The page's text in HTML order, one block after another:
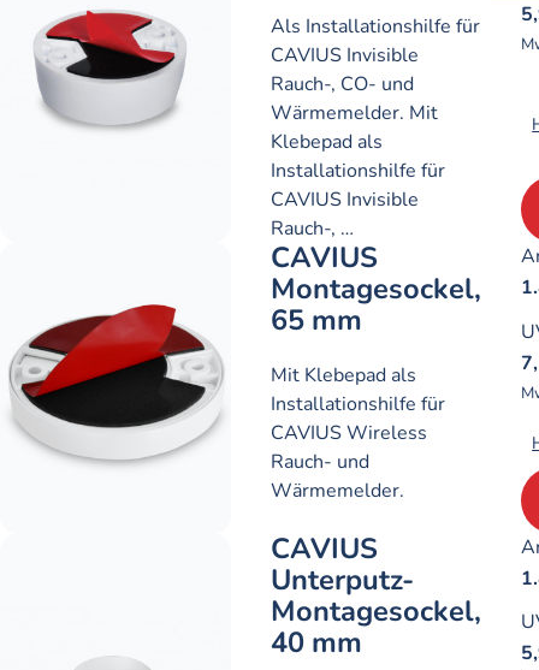
Als Installationshilfe für
CAVIUS Invisible
Rauch-, CO- und
Wärmemelder. Mit
Klebepad als
Installationshilfe für
CAVIUS Invisible
Rauch-, …
CAVIUS
Montagesockel,
65 mm
Mit Klebepad als
Installationshilfe für
CAVIUS Wireless
Rauch- und
Wärmemelder.
CAVIUS
Unterputz-
Montagesockel,
40 mm